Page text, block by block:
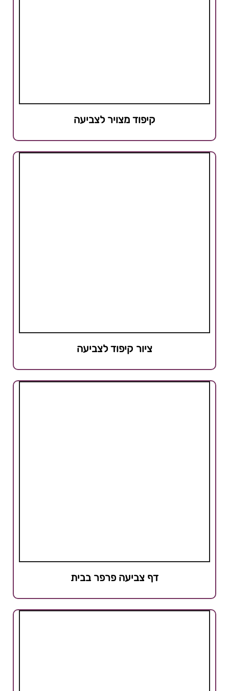
קיפוד מצויר לצביעה
ציור קיפוד לצביעה
דף צביעה פרפר בבית